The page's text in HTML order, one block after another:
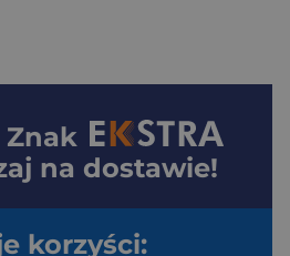
Znak
na dostawie!
korzyści: